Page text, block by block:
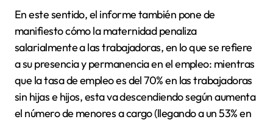
En este sentido, el informe también pone de
manifiesto cómo la maternidad penaliza
salarialmente a las trabajadoras, en lo que se refiere
a su presencia y permanencia en el empleo: mientras
que la tasa de empleo es del 70% en las trabajadoras
sin hijas e hijos, esta va descendiendo según aumenta
el número de menores a cargo (llegando a un 53% en